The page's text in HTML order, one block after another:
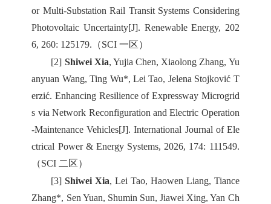
or Multi-Substation Rail Transit Systems Considering
Photovoltaic Uncertainty[J]. Renewable Energy, 202
6, 260: 125179.（SCI 一区）
[2] Shiwei Xia, Yujia Chen, Xiaolong Zhang, Yu
anyuan Wang, Ting Wu*, Lei Tao, Jelena Stojković T
erzić. Enhancing Resilience of Expressway Microgrid
s via Network Reconfiguration and Electric Operation
-Maintenance Vehicles[J]. International Journal of Ele
ctrical Power & Energy Systems, 2026, 174: 111549.
（SCI 二区）
[3]Shiwei Xia, Lei Tao, Haowen Liang, Tiance
Zhang*, Sen Yuan, Shumin Sun, Jiawei Xing, Yan Ch